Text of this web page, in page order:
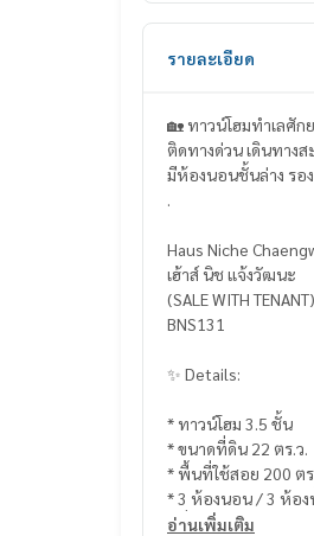
รายละเอียด
🏡 ทาวน์โฮมทำเลศั
ติดทางด่วน เดินทางส
มีห้องนอนชั้นล่าง รอ
Haus Niche
เฮ้าส์ นิช แจ้งวัฒนะ
(SALE WITH TENANT)
BNS131
✨ Details:
* ทาวน์โฮม 3.5 ชั้น
* ขนาดที่ดิน 22 ตร.ว.
* พื้นที่ใช้สอย 200 ตร
* 3 ห้องนอน / 3 ห้อง
* ที่จอดรถ 2 คัน
อ่านเพิ่มเติม